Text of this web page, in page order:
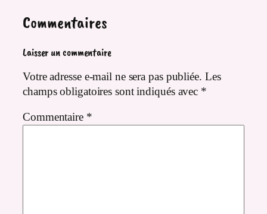
Commentaires
Laisser un commentaire
Votre adresse e-mail ne sera pas publiée. Les
champs obligatoires sont indiqués avec *
Commentaire *